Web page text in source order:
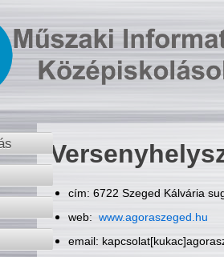
cím: 6722 Szeged Kálvária
web: www.agoraszeged.hu
email: